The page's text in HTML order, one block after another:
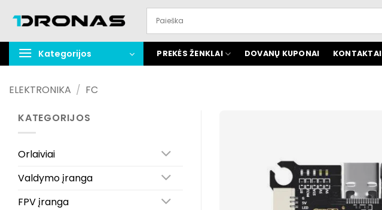
turinį
Kategorijos PREKĖS ŽENKLAI DOVANŲ KUPONAI KONTAKTAI
ELEKTRONIKA / FC
KATEGORIJOS
Orlaiviai
Valdymo įranga
FPV įranga